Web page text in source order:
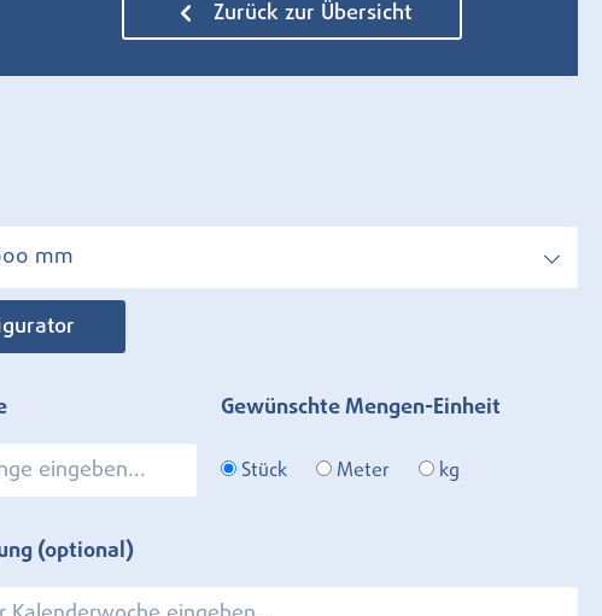
Zurück zur Übersicht
mm
Gewünschte Mengen-Einheit
Stück Meter kg
(optional)